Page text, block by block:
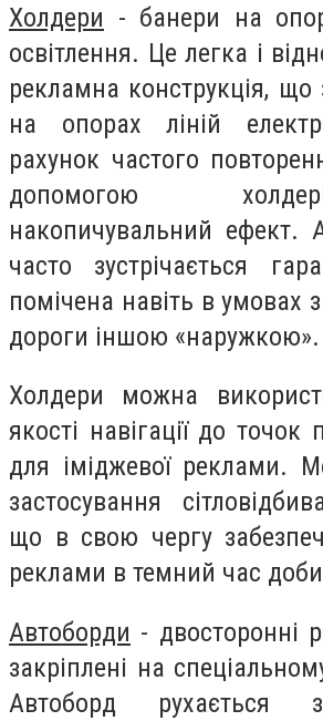
Холдери - банери на
освітлення. Це легка і
рекламна конструкція, що
на опорах ліній
рахунок частого
допомогою
накопичувальний ефект.
часто зустрічається
помічена навіть в умовах
дороги іншою «наружкою».
Холдери можна
якості навігації до точок
для іміджевої реклами.
застосування
що в свою чергу
реклами в темний час
Автоборди - двосторонні
закріплені на
Автоборд рухається